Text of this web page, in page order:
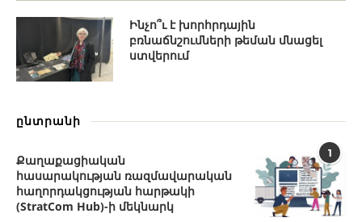
Ինչո՞ւ է խորհրդային
բռնաճնշումների թեման մնացել
ստվերում
ընտրանի
1
Քաղաքացիական
հասարակության ռազմավարական
հաղորդակցության հարթակի
(StratCom Hub)-ի մեկնարկ